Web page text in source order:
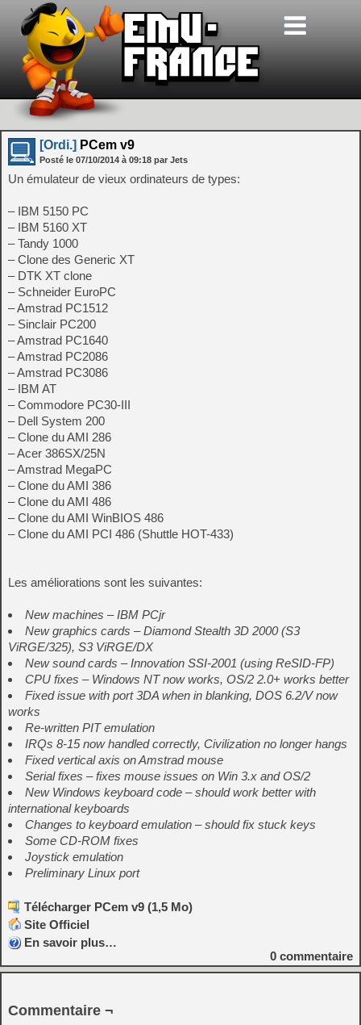
[Ordi.] PCem v9
Posté le 07/10/2014 à 09:18 par Jets
Un émulateur de vieux ordinateurs de types:
– IBM 5150 PC
– IBM 5160 XT
– Tandy 1000
– Clone des Generic XT
– DTK XT clone
– Schneider EuroPC
– Amstrad PC1512
– Sinclair PC200
– Amstrad PC1640
– Amstrad PC2086
– Amstrad PC3086
– IBM AT
– Commodore PC30-III
– Dell System 200
– Clone du AMI 286
– Acer 386SX/25N
– Amstrad MegaPC
– Clone du AMI 386
– Clone du AMI 486
– Clone du AMI WinBIOS 486
– Clone du AMI PCI 486 (Shuttle HOT-433)
Les améliorations sont les suivantes:
New machines – IBM PCjr
New graphics cards – Diamond Stealth 3D 2000 (S3
ViRGE/325), S3 ViRGE/DX
New sound cards – Innovation SSI-2001 (using ReSID-FP)
CPU fixes – Windows NT now works, OS/2 2.0+ works better
Fixed issue with port 3DA when in blanking, DOS 6.2/V now
works
Re-written PIT emulation
IRQs 8-15 now handled correctly, Civilization no longer hangs
Fixed vertical axis on Amstrad mouse
Serial fixes – fixes mouse issues on Win 3.x and OS/2
New Windows keyboard code – should work better with
international keyboards
Changes to keyboard emulation – should fix stuck keys
Some CD-ROM fixes
Joystick emulation
Preliminary Linux port
Télécharger PCem v9 (1,5 Mo)
Site Officiel
En savoir plus…
0 commentaire
Commentaire ¬